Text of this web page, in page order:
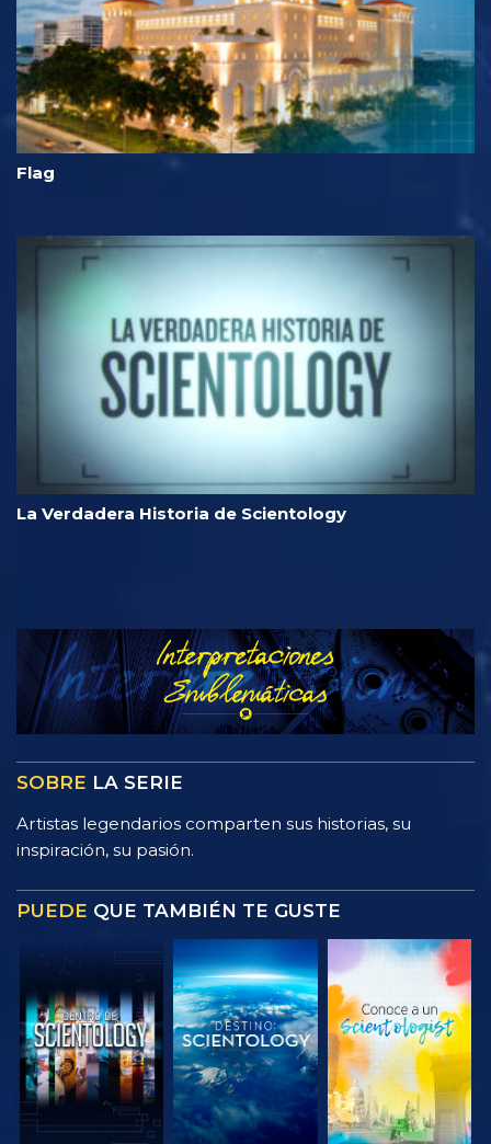
Flag
La Verdadera Historia de Scientology
SOBRE LA SERIE
Artistas legendarios comparten sus historias, su
inspiración, su pasión.
PUEDE QUE TAMBIÉN TE GUSTE